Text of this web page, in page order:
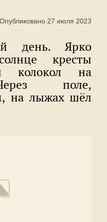
Опубликовано 27 июля 2023
день. Ярко
кресты
колокол на
поле,
на лыжах шёл